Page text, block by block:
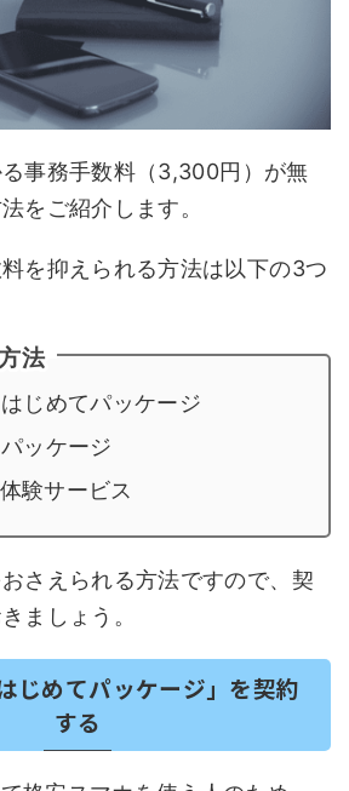
事務手数料（3,300円）が無
をご紹介します。
を抑えられる方法は以下の3つ
法
じめてパッケージ
ッケージ
験サービス
さえられる方法ですので、契
ましょう。
じめてパッケージ」を契約
する